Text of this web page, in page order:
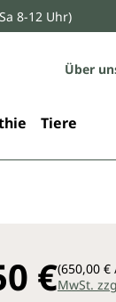
8-12 Uhr)
Über
Tiere
€(650,00 €
MwSt.